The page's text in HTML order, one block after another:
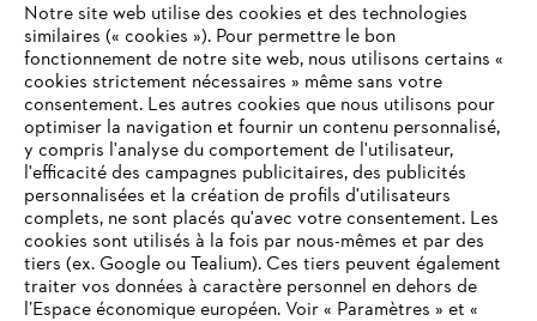
Notre site web utilise des cookies et des technologies
similaires (« cookies »). Pour permettre le bon
fonctionnement de notre site web, nous utilisons certains «
cookies strictement nécessaires » même sans votre
consentement. Les autres cookies que nous utilisons pour
optimiser la navigation et fournir un contenu personnalisé,
y compris l'analyse du comportement de l'utilisateur,
l'efficacité des campagnes publicitaires, des publicités
personnalisées et la création de profils d'utilisateurs
complets, ne sont placés qu'avec votre consentement. Les
cookies sont utilisés à la fois par nous-mêmes et par des
tiers (ex. Google ou Tealium). Ces tiers peuvent également
traiter vos données à caractère personnel en dehors de
l’Espace économique européen. Voir « Paramètres » et «